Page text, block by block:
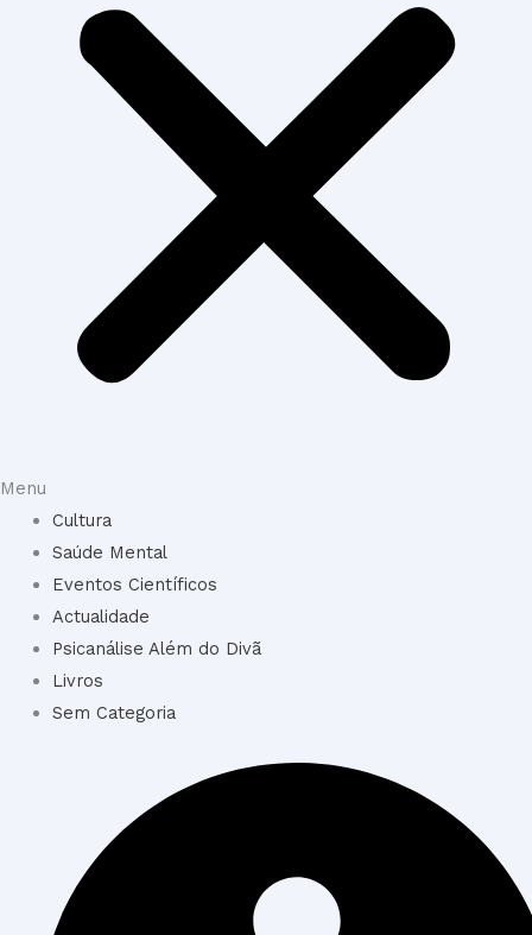
Menu
Cultura
Saúde Mental
Eventos Científicos
Actualidade
Psicanálise Além do Divã
Livros
Sem Categoria